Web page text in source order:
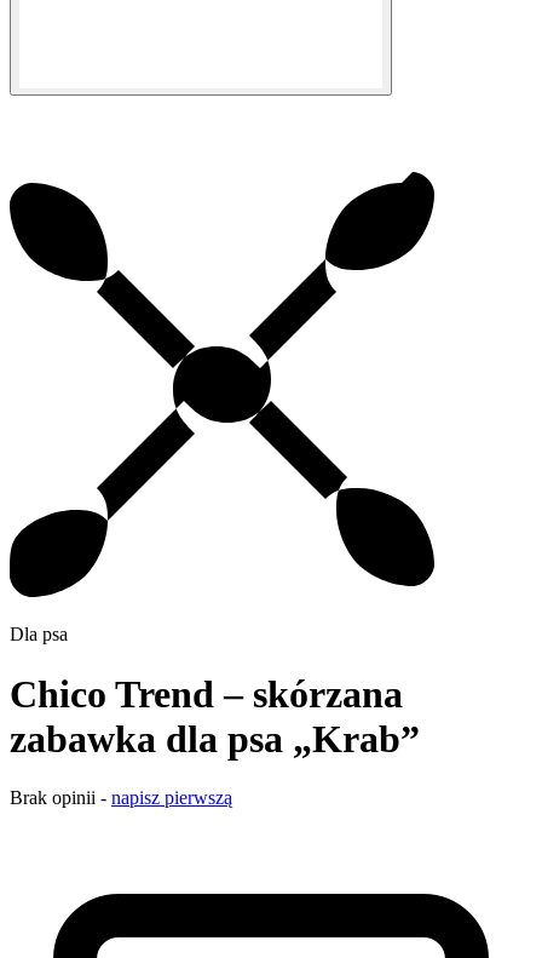
Dla psa
Chico Trend – skórzana
zabawka dla psa „Krab”
Brak opinii - napisz pierwszą